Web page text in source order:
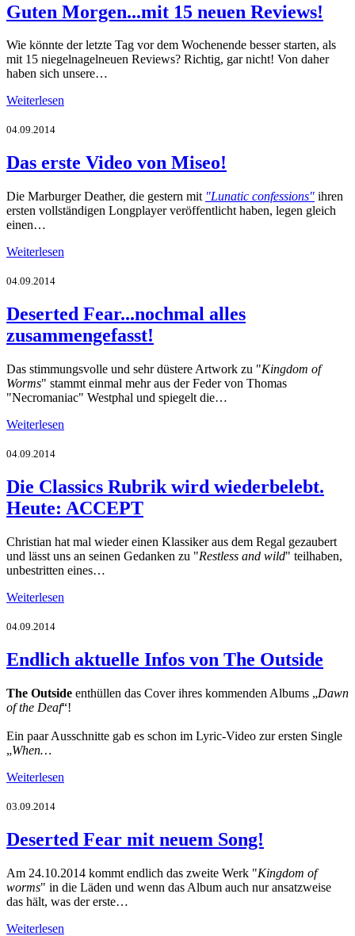
Guten Morgen...mit 15 neuen Reviews!
Wie könnte der letzte Tag vor dem Wochenende besser starten, als
mit 15 niegelnagelneuen Reviews? Richtig, gar nicht! Von daher
haben sich unsere…
Weiterlesen
04.09.2014
Das erste Video von Miseo!
Die Marburger Deather, die gestern mit "Lunatic confessions" ihren
ersten vollständigen Longplayer veröffentlicht haben, legen gleich
einen…
Weiterlesen
04.09.2014
Deserted Fear...nochmal alles
zusammengefasst!
Das stimmungsvolle und sehr düstere Artwork zu "Kingdom of
Worms" stammt einmal mehr aus der Feder von Thomas
"Necromaniac" Westphal und spiegelt die…
Weiterlesen
04.09.2014
Die Classics Rubrik wird wiederbelebt.
Heute: ACCEPT
Christian hat mal wieder einen Klassiker aus dem Regal gezaubert
und lässt uns an seinen Gedanken zu "Restless and wild" teilhaben,
unbestritten eines…
Weiterlesen
04.09.2014
Endlich aktuelle Infos von The Outside
The Outside enthüllen das Cover ihres kommenden Albums „Dawn
of the Deaf“!
Ein paar Ausschnitte gab es schon im Lyric-Video zur ersten Single
„When…
Weiterlesen
03.09.2014
Deserted Fear mit neuem Song!
Am 24.10.2014 kommt endlich das zweite Werk "Kingdom of
worms" in die Läden und wenn das Album auch nur ansatzweise
das hält, was der erste…
Weiterlesen